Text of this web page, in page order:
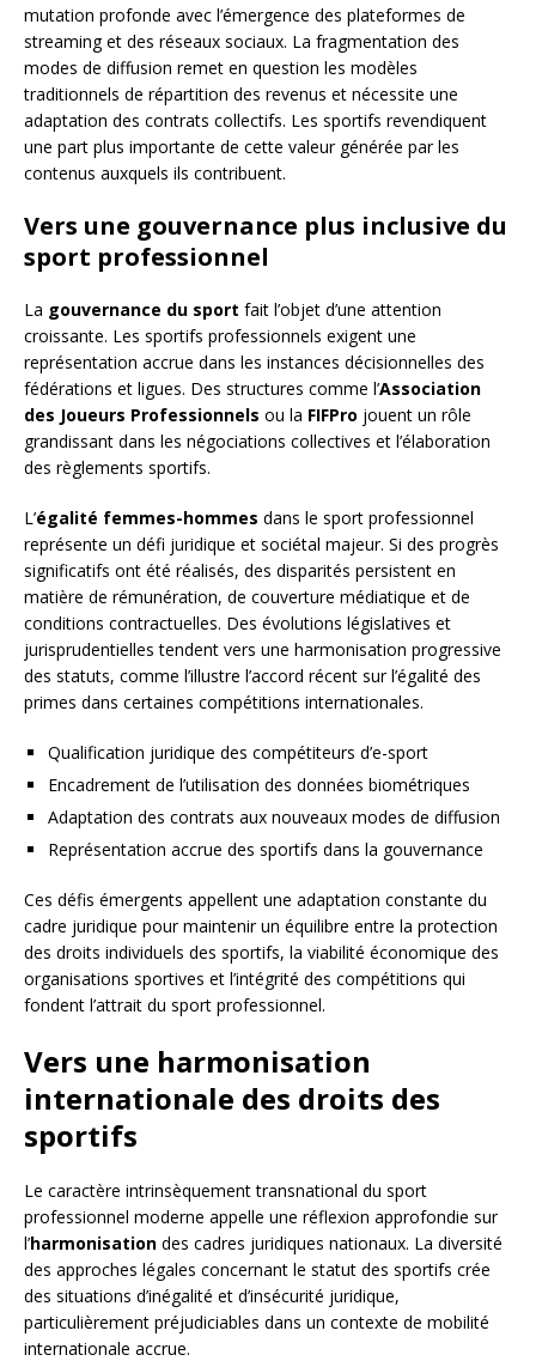
mutation profonde avec l’émergence des plateformes de
streaming et des réseaux sociaux. La fragmentation des
modes de diffusion remet en question les modèles
traditionnels de répartition des revenus et nécessite une
adaptation des contrats collectifs. Les sportifs revendiquent
une part plus importante de cette valeur générée par les
contenus auxquels ils contribuent.
Vers une gouvernance plus inclusive du
sport professionnel
La gouvernance du sport fait l’objet d’une attention
croissante. Les sportifs professionnels exigent une
représentation accrue dans les instances décisionnelles des
fédérations et ligues. Des structures comme l’Association
des Joueurs Professionnels ou la FIFPro jouent un rôle
grandissant dans les négociations collectives et l’élaboration
des règlements sportifs.
L’égalité femmes-hommes dans le sport professionnel
représente un défi juridique et sociétal majeur. Si des progrès
significatifs ont été réalisés, des disparités persistent en
matière de rémunération, de couverture médiatique et de
conditions contractuelles. Des évolutions législatives et
jurisprudentielles tendent vers une harmonisation progressive
des statuts, comme l’illustre l’accord récent sur l’égalité des
primes dans certaines compétitions internationales.
Qualification juridique des compétiteurs d’e-sport
Encadrement de l’utilisation des données biométriques
Adaptation des contrats aux nouveaux modes de diffusion
Représentation accrue des sportifs dans la gouvernance
Ces défis émergents appellent une adaptation constante du
cadre juridique pour maintenir un équilibre entre la protection
des droits individuels des sportifs, la viabilité économique des
organisations sportives et l’intégrité des compétitions qui
fondent l’attrait du sport professionnel.
Vers une harmonisation
internationale des droits des
sportifs
Le caractère intrinsèquement transnational du sport
professionnel moderne appelle une réflexion approfondie sur
l’harmonisation des cadres juridiques nationaux. La diversité
des approches légales concernant le statut des sportifs crée
des situations d’inégalité et d’insécurité juridique,
particulièrement préjudiciables dans un contexte de mobilité
internationale accrue.